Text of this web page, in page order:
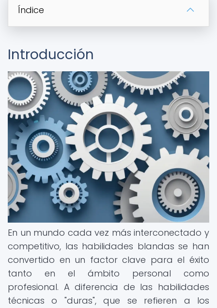
Índice
Introducción
En un mundo cada vez más interconectado y
competitivo, las habilidades blandas se han
convertido en un factor clave para el éxito
tanto en el ámbito personal como
profesional. A diferencia de las habilidades
técnicas o "duras", que se refieren a los